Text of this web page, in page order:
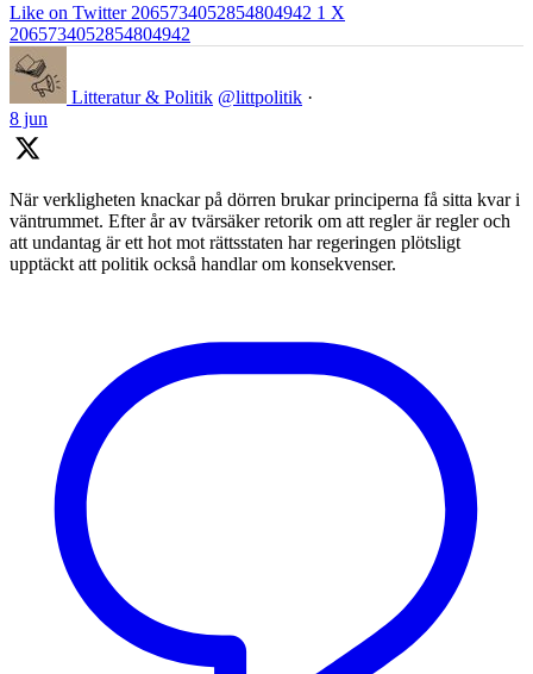
Like on Twitter 2065734052854804942 1 X
2065734052854804942
Litteratur & Politik @littpolitik ·
8 jun
När verkligheten knackar på dörren brukar principerna få sitta kvar i
väntrummet. Efter år av tvärsäker retorik om att regler är regler och
att undantag är ett hot mot rättsstaten har regeringen plötsligt
upptäckt att politik också handlar om konsekvenser.